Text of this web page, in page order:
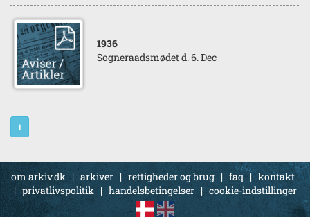
1936
Sogneraadsmødet d. 6. Dec
1
om arkiv.dk | arkiver | rettigheder og brug | faq | kontakt
|privatlivspolitik | handelsbetingelser | cookie-indstillinger